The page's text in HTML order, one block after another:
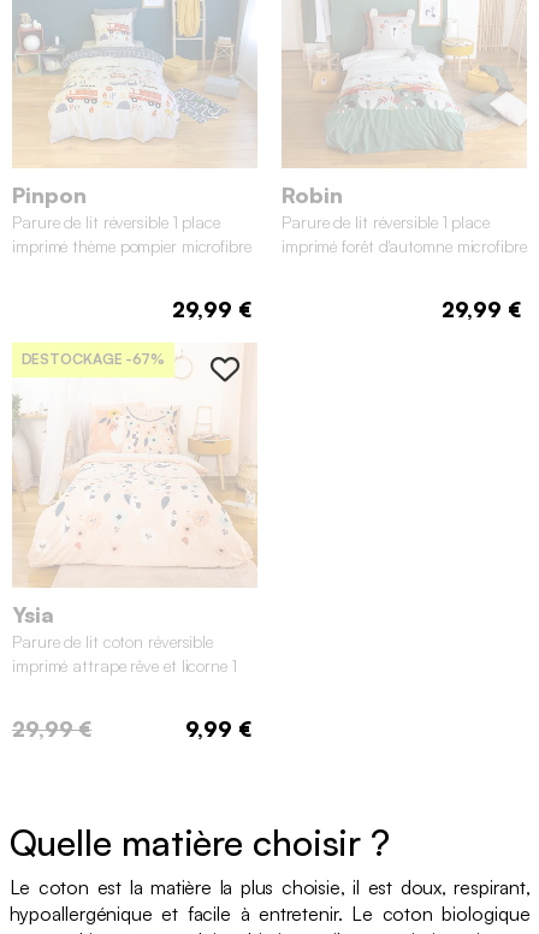
Pinpon
Parure de lit réversible 1 place
imprimé thème pompier microfibre
29,99 €
Robin
Parure de lit réversible 1 place
imprimé forêt d'automne microfibre
29,99 €
DESTOCKAGE -67%
Ysia
Parure de lit coton réversible
imprimé attrape rêve et licorne 1
29,99 € 9,99 €
Quelle matière choisir ?
Le coton est la matière la plus choisie, il est doux, respirant,
hypoallergénique et facile à entretenir. Le coton biologique